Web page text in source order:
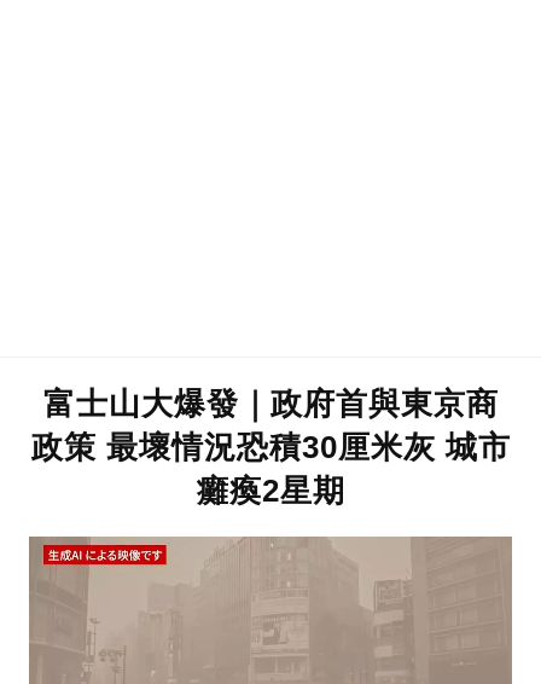
富士山大爆發｜政府首與東京商
政策 最壞情況恐積30厘米灰 城市
癱瘓2星期